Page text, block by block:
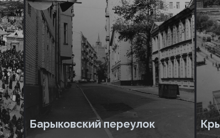
Барыковский переулок